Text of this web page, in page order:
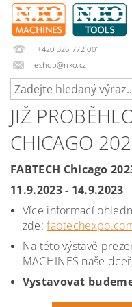
+420 326 772 001
eshop@nko.cz
JIŽ
CHICAGO
FABTECH Chicago
11.9.2023 - 14.9.2023
Více informací
zde:
Na této výstavě
MACHINES naše
Vystavovat